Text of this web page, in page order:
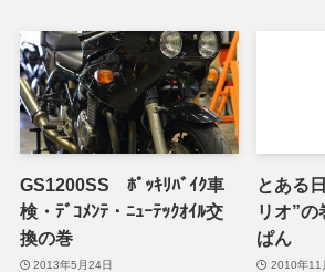
GS1200SS ﾎﾟｯｷﾘﾊﾞｲｸ車
検・ﾃﾞｺﾒﾝﾃ・ﾆｭｰﾃｯｸｵｲﾙ交
換の巻
2013年5月24日
とある
リオ”
ぱん
2010年11